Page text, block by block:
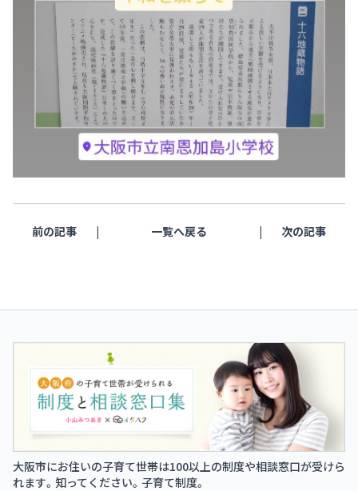
前の記事 一覧へ戻る 次の記事
大阪市にお住いの子育て世帯は100以上の制度や相談窓口が受けら
れます。知ってください。子育て制度。